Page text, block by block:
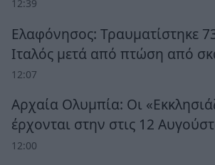
12:39
Ελαφόνησος: Τραυματίστηκε
Ιταλός μετά από πτώση από
12:07
Αρχαία Ολυμπία: Οι
έρχονται στην στις 12
12:00